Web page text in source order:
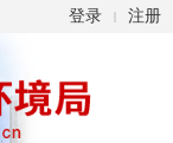
登录 | 注册